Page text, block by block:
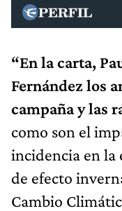
“En la carta,
Fernández los
campaña y las
como son el
incidencia en la
de efecto
Cambio